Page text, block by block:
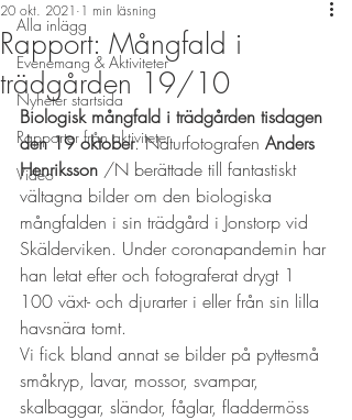
Alla inlägg
Evenemang & Aktiviteter
Nyheter startsida
Rapporter från aktiviteter
Video
Rapport: Mångfald i
trädgården 19/10
20 okt. 2021 1 min läsning
Biologisk mångfald i trädgården tisdagen
den 19 oktober. Naturfotografen Anders
Henriksson /N berättade till fantastiskt
vältagna bilder om den biologiska
mångfalden i sin trädgård i Jonstorp vid
Skälderviken. Under coronapandemin har
han letat efter och fotograferat drygt 1
100 växt- och djurarter i eller från sin lilla
havsnära tomt.
Vi fick bland annat se bilder på pyttesmå
småkryp, lavar, mossor, svampar,
skalbaggar, sländor, fåglar, fladdermöss